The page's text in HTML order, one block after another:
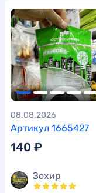
Артикул 1665427
08.08.2026
140 ₽
Зохир